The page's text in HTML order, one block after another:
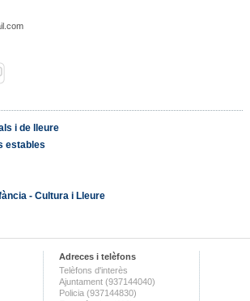
i de lleure
estables
- Cultura i Lleure
Adreces i telèfons
Telèfons d'interès
Ajuntament (937144040)
Policia (937144830)